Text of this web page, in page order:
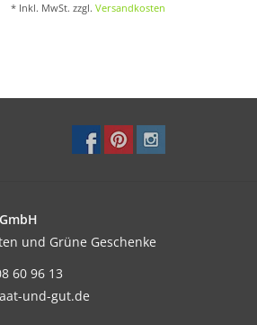
* Inkl. MwSt. zzgl. Versandkosten
und Grüne Geschenke
60 96 13
und-gut.de